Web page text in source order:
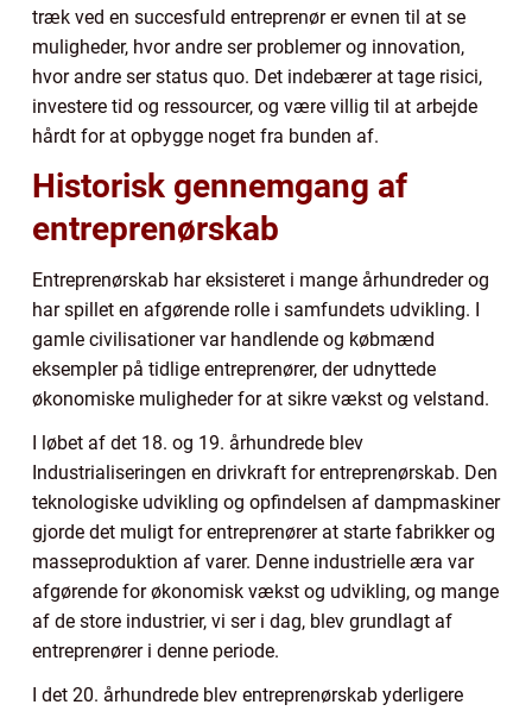
træk ved en succesfuld entreprenør er evnen til at se
muligheder, hvor andre ser problemer og innovation,
hvor andre ser status quo. Det indebærer at tage risici,
investere tid og ressourcer, og være villig til at arbejde
hårdt for at opbygge noget fra bunden af.
Historisk gennemgang af
entreprenørskab
Entreprenørskab har eksisteret i mange århundreder og
har spillet en afgørende rolle i samfundets udvikling. I
gamle civilisationer var handlende og købmænd
eksempler på tidlige entreprenører, der udnyttede
økonomiske muligheder for at sikre vækst og velstand.
I løbet af det 18. og 19. århundrede blev
Industrialiseringen en drivkraft for entreprenørskab. Den
teknologiske udvikling og opfindelsen af dampmaskiner
gjorde det muligt for entreprenører at starte fabrikker og
masseproduktion af varer. Denne industrielle æra var
afgørende for økonomisk vækst og udvikling, og mange
af de store industrier, vi ser i dag, blev grundlagt af
entreprenører i denne periode.
I det 20. århundrede blev entreprenørskab yderligere